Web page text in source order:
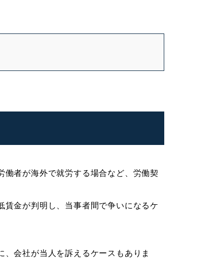
者が海外で就労する場合など、労働契
金が判明し、当事者間で争いになるケ
会社が当人を訴えるケースもありま